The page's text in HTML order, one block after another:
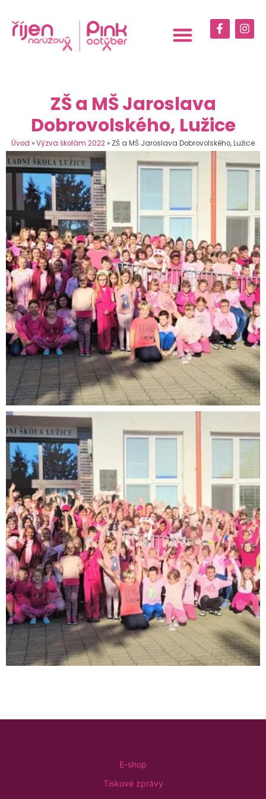
ZŠ a MŠ Jaroslava
Dobrovolského, Lužice
Úvod »Výzva školám 2022» ZŠ a MŠ Jaroslava Dobrovolského, Lužice
E-shop
Tiskové zprávy